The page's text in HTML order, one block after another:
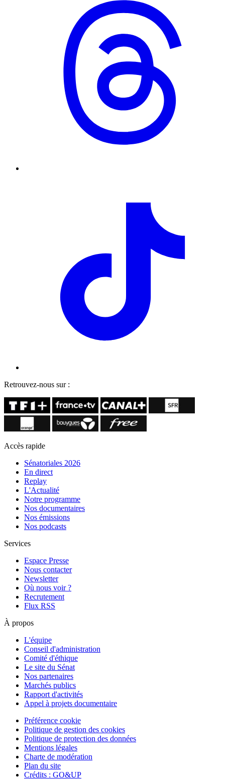
Retrouvez-nous sur :
Accès rapide
Sénatoriales 2026
En direct
Replay
L'Actualité
Notre programme
Nos documentaires
Nos émissions
Nos podcasts
Services
Espace Presse
Nous contacter
Newsletter
Où nous voir ?
Recrutement
Flux RSS
À propos
L'équipe
Conseil d'administration
Comité d'éthique
Le site du Sénat
Nos partenaires
Marchés publics
Rapport d'activités
Appel à projets documentaire
Préférence cookie
Politique de gestion des cookies
Politique de protection des données
Mentions légales
Charte de modération
Plan du site
Crédits : GO&UP